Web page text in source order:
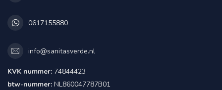
0617155880
info@sanitasverde.nl
KVK nummer: 74844423
btw-nummer: NL860047787B01